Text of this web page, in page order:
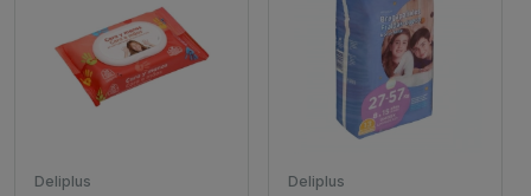
Deliplus Deliplus